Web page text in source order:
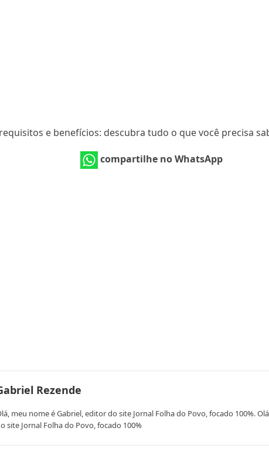
e benefícios: descubra tudo o que você precisa
compartilhe no WhatsApp
Rezende
meu nome é Gabriel, editor do site Jornal Folha do Povo, focado 100%.
site Jornal Folha do Povo, focado 100%